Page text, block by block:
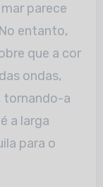
parece
entanto,
que a cor
ondas,
tornando-a
a larga
para o